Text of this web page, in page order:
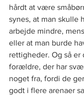
hårdt at være
synes, at man skulle
arbejde mindre,
eller at man burde
rettigheder. Og så er
forældre, der har
noget fra, fordi de
godt i flere arenaer